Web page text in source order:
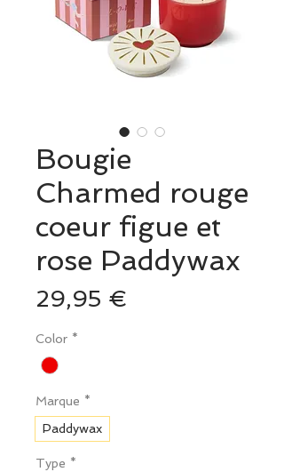
Bougie
Charmed rouge
coeur figue et
rose Paddywax
29,95 €
Color *
Marque *
Paddywax
Type *